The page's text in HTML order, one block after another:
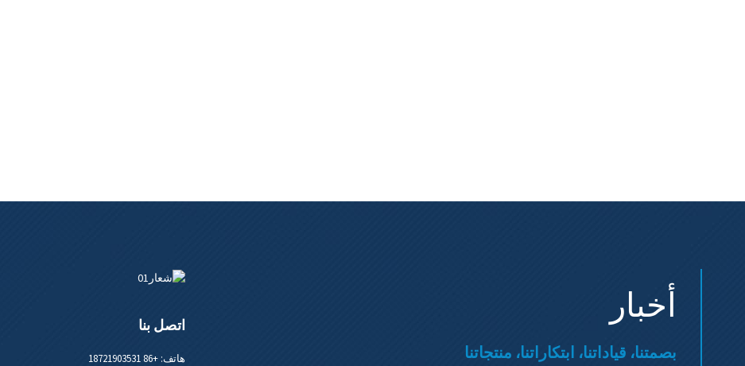
أخبار
بصمتنا، قياداتنا، ابتكاراتنا، منتجاتنا
اتصل بنا
هاتف: +86 18721903531